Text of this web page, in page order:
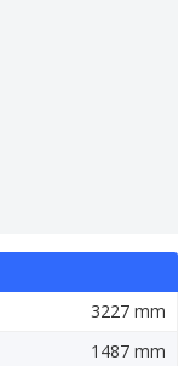
3227 mm
1487 mm